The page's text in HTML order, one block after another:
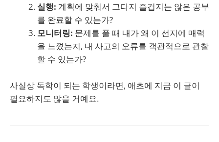
실행: 계획에 맞춰서 그다지 즐겁지는 않은 공부
를 완료할 수 있는가?
모니터링: 문제를 풀 때 내가 왜 이 선지에 매력
을 느꼈는지, 내 사고의 오류를 객관적으로 관찰
할 수 있는가?
사실상 독학이 되는 학생이라면, 애초에 지금 이 글이
필요하지도 않을 거예요.